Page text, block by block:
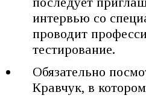
интервью со
проводит
тестирование.
Обязательно
Кравчук, в